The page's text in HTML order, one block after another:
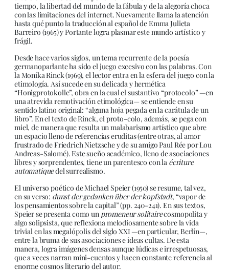
tiempo, la libertad del mundo de la fábula y de la alegoría choca
con las limitaciones del internet. Nuevamente llama la atención
hasta qué punto la traducción al español de Emma Julieta
Barreiro (1965) y Portante logra plasmar este mundo artístico y
frágil.
Desde hace varios siglos, un tema recurrente de la poesía
germanoparlante ha sido el juego excesivo con las palabras. Con
la Monika Rinck (1969), el lector entra en la esfera del juego con la
etimología. Así sucede en su delicada y hermética
“Honigprotokolle”, obra en la cual el sustantivo “protocolo” —en
una atrevida remotivación etimológica— se entiende en su
sentido latino original: “alguna hoja pegada en la carátula de un
libro”. En el texto de Rinck, el proto-colo, además, se pega con
miel, de manera que resulta un malabarismo artístico que abre
un espacio lleno de referencias eruditas (entre otras, al amor
frustrado de Friedrich Nietzsche y de su amigo Paul Rée por Lou
Andreas-Salomé). Este sueño académico, lleno de asociaciones
libres y sorprendentes, tiene un parentesco con la écriture
automatiquedel surrealismo.
El universo poético de Michael Speier (1950) se resume, tal vez,
en su verso: dunst der gedanken über der kopfstadt, “vapor de
los pensamientos sobre la capital” (pp. 240-241). En sus textos,
Speier se presenta como un promeneursolitairecosmopolita y
algo solipsista, que reflexiona melodiosamente sobre la vida
trivial en las megalópolis del siglo XXI —en particular, Berlín—,
entre la bruma de sus asociaciones e ideas cultas. De esta
manera, logra imágenes densas aunque lúdicas e irrespetuosas,
que a veces narran mini-cuentos y hacen constante referencia al
enorme cosmos literario del autor.